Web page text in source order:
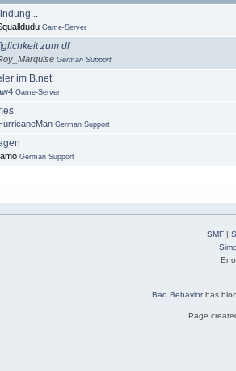
Game-Server
zum dl
German Support
im B.net
Game-Server
German Support
German Support
SMF|
Bad Behaviorhas
Page